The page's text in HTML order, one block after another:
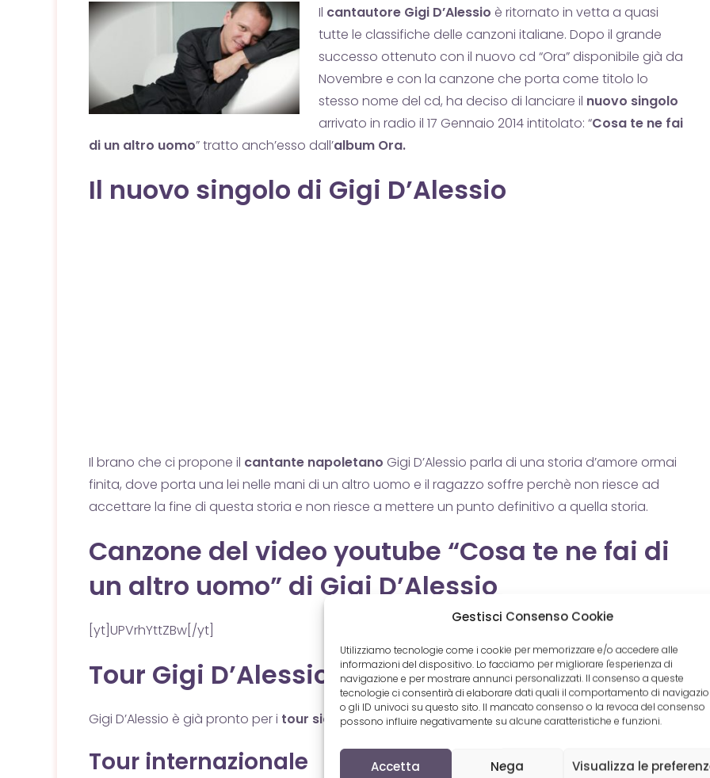
Gestisci Consenso Cookie
Utilizziamo tecnologie come i cookie per memorizzare e/o accedere alle
informazioni del dispositivo. Lo facciamo per migliorare l'esperienza di
navigazione e per mostrare annunci personalizzati. Il consenso a queste
tecnologie ci consentirà di elaborare dati quali il comportamento di
o gli ID univoci su questo sito. Il mancato consenso o la revoca del consenso
possono influire negativamente su alcune caratteristiche e funzioni.
Accetta Nega Visualizza le
Il cantautore Gigi D’Alessio è ritornato in vetta a quasi
tutte le classifiche delle canzoni italiane. Dopo il grande
successo ottenuto con il nuovo cd “Ora” disponibile già da
Novembre e con la canzone che porta come titolo lo
stesso nome del cd, ha deciso di lanciare il nuovo singolo
arrivato in radio il 17 Gennaio 2014 intitolato: “Cosa te ne fai
di un altro uomo” tratto anch’esso dall’album Ora.
Il nuovo singolo di Gigi D’Alessio
Il brano che ci propone il cantante napoletano Gigi D’Alessio parla di una storia d’amore ormai
finita, dove porta una lei nelle mani di un altro uomo e il ragazzo soffre perchè non riesce ad
accettare la fine di questa storia e non riesce a mettere un punto definitivo a quella storia.
Canzone del video youtube “Cosa te ne fai di
un altro uomo” di Gigi D’Alessio
[yt]UPVrhYttZBw[/yt]
Tour Gigi D’Alessio
Gigi D’Alessio è già pronto per i tour sia nazionali che internazionali.
Tour internazionale